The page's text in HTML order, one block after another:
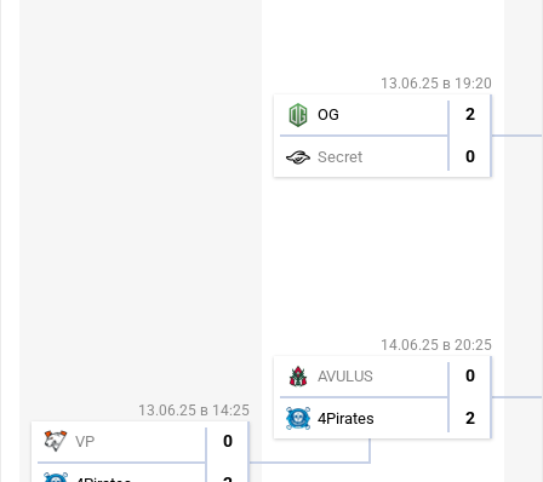
13.06.25 в 14:25
VP 0
13.06.25 в 19:20
OG 2
Secret 0
14.06.25 в 20:25
AVULUS 0
4Pirates 2